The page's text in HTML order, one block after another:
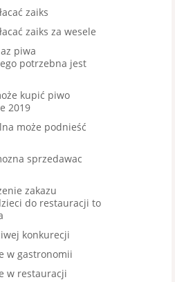
zaiks
zaiks za wesele
piwa
potrzebna jest
kupić piwo
2019
może podnieść
sprzedawac
zakazu
do restauracji to
konkurecji
w gastronomii
w restauracji